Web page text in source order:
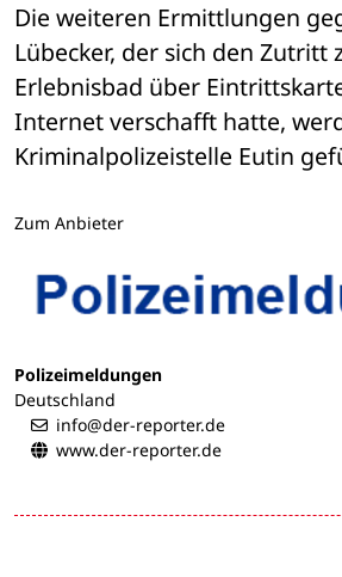
Die weiteren Ermittlungen
Lübecker, der sich den Zutritt
Erlebnisbad über
Internet verschafft hatte,
Kriminalpolizeistelle Eutin
Zum Anbieter
Polizeimeldungen
Deutschland
info@der-reporter.de
www.der-reporter.de